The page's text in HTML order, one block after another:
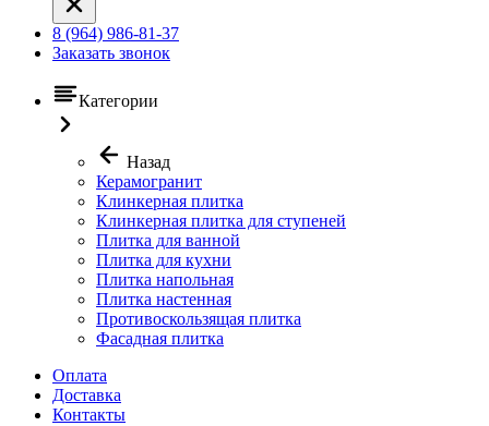
8 (964) 986-81-37
Заказать звонок
Категории
Назад
Керамогранит
Клинкерная плитка
Клинкерная плитка для ступеней
Плитка для ванной
Плитка для кухни
Плитка напольная
Плитка настенная
Противоскользящая плитка
Фасадная плитка
Оплата
Доставка
Контакты